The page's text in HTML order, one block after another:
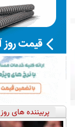
پربیننده های روز